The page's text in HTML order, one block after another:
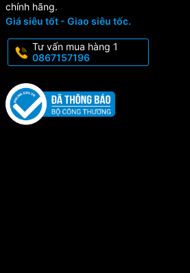
chính hãng.
Giá siêu tốt - Giao siêu tốc.
Tư vấn mua hàng 1
0867157196